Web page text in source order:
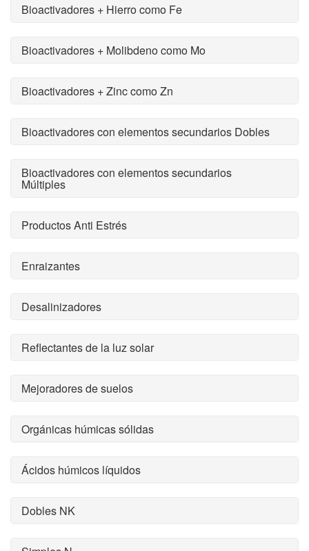
Bioactivadores + Hierro como Fe
Bioactivadores + Molibdeno como Mo
Bioactivadores + Zinc como Zn
Bioactivadores con elementos secundarios Dobles
Bioactivadores con elementos secundarios
Múltiples
Productos Anti Estrés
Enraizantes
Desalinizadores
Reflectantes de la luz solar
Mejoradores de suelos
Orgánicas húmicas sólidas
Ácidos húmicos líquidos
Dobles NK